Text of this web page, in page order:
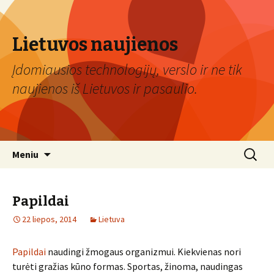
Lietuvos naujienos
Įdomiausios technologijų, verslo ir ne tik
naujienos iš Lietuvos ir pasaulio.
Meniu Ieškoti:
Papildai
22 liepos, 2014 Lietuva
Papildai naudingi žmogaus organizmui. Kiekvienas nori
turėti gražias kūno formas. Sportas, žinoma, naudingas